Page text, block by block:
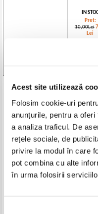
Acest site utilizează
Folosim cookie-uri
anunțurile, pentru a
a analiza traficul. De
rețele sociale, de
privire la modul în care
pot combina cu alte
în urma folosirii
IN
Pret:
10,00Lei
Lei
Vezi toate edițiile »
Produse din aceeasi
-35%